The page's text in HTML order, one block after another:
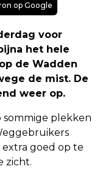
op Google
voor
het hele
de Wadden
de mist. De
weer op.
sommige plekken
goed op te
zicht.